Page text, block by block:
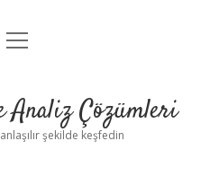
Uyarı
menüyü
Analiz Çözümleri
şekilde keşfedin